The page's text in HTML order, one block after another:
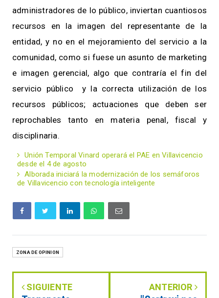
administradores de lo público, inviertan cuantiosos
recursos en la imagen del representante de la
entidad, y no en el mejoramiento del servicio a la
comunidad, como si fuese un asunto de marketing
e imagen gerencial, algo que contraría el fin del
servicio público y la correcta utilización de los
recursos públicos; actuaciones que deben ser
reprochables tanto en materia penal, fiscal y
disciplinaria.
Unión Temporal Vinard operará el PAE en Villavicencio
desde el 4 de agosto
Alborada iniciará la modernización de los semáforos
de Villavicencio con tecnología inteligente
ZONA DE OPINION
SIGUIENTE ANTERIOR